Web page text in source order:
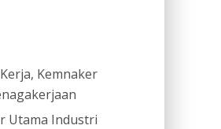
Kemnaker
Utama Industri